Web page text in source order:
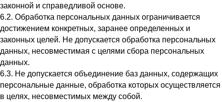
законной и справедливой основе.
6.2. Обработка персональных данных ограничивается
достижением конкретных, заранее определенных и
законных целей. Не допускается обработка персональных
данных, несовместимая с целями сбора персональных
данных.
6.3. Не допускается объединение баз данных, содержащих
персональные данные, обработка которых осуществляется
в целях, несовместимых между собой.